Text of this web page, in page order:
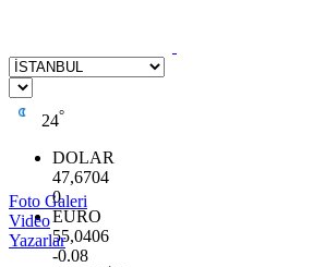
24°
DOLAR
47,6704
0
EURO
55,0406
-0.08
Foto Galeri
Video
Yazarlar